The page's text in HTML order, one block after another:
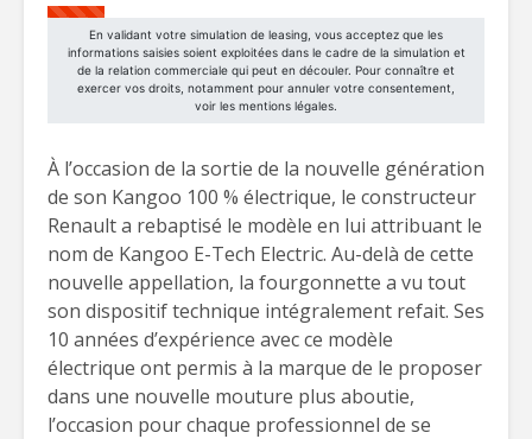
À l’occasion de la sortie de la nouvelle génération
de son Kangoo 100 % électrique, le constructeur
Renault a rebaptisé le modèle en lui attribuant le
nom de Kangoo E-Tech Electric. Au-delà de cette
nouvelle appellation, la fourgonnette a vu tout
son dispositif technique intégralement refait. Ses
10 années d’expérience avec ce modèle
électrique ont permis à la marque de le proposer
dans une nouvelle mouture plus aboutie,
l’occasion pour chaque professionnel de se